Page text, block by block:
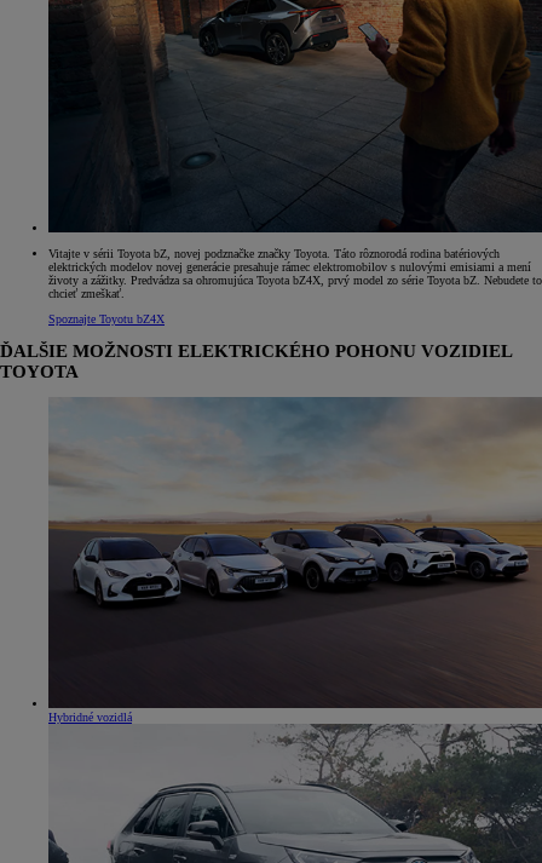
Vitajte v sérii Toyota bZ, novej podznačke značky Toyota. Táto rôznorodá rodina batériových
elektrických modelov novej generácie presahuje rámec elektromobilov s nulovými emisiami a mení
životy a zážitky. Predvádza sa ohromujúca Toyota bZ4X, prvý model zo série Toyota bZ. Nebudete to
chcieť zmeškať.
Spoznajte Toyotu bZ4X
ĎALŠIE MOŽNOSTI ELEKTRICKÉHO POHONU VOZIDIEL
TOYOTA
Hybridné vozidlá